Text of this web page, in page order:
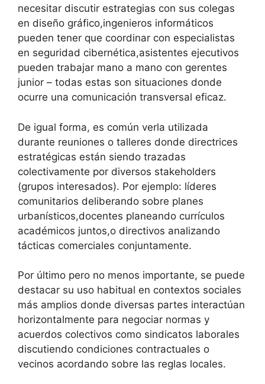
necesitar discutir estrategias con sus colegas
en diseño gráfico,ingenieros informáticos
pueden tener que coordinar con especialistas
en seguridad cibernética,asistentes ejecutivos
pueden trabajar mano a mano con gerentes
junior – todas estas son situaciones donde
ocurre una comunicación transversal eficaz.
De igual forma, es común verla utilizada
durante reuniones o talleres donde directrices
estratégicas están siendo trazadas
colectivamente por diversos stakeholders
(grupos interesados). Por ejemplo: líderes
comunitarios deliberando sobre planes
urbanísticos,docentes planeando currículos
académicos juntos,o directivos analizando
tácticas comerciales conjuntamente.
Por último pero no menos importante, se puede
destacar su uso habitual en contextos sociales
más amplios donde diversas partes interactúan
horizontalmente para negociar normas y
acuerdos colectivos como sindicatos laborales
discutiendo condiciones contractuales o
vecinos acordando sobre las reglas locales.